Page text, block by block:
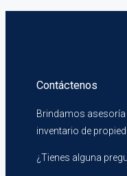
Contáctenos
Brindamos
inventario de
¿Tienes alguna